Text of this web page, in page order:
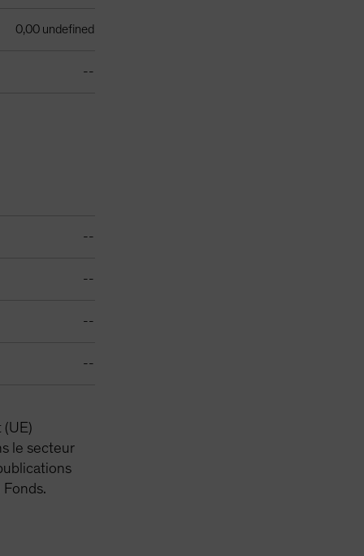
0,00 undefined
--
--
--
--
--
le secteur